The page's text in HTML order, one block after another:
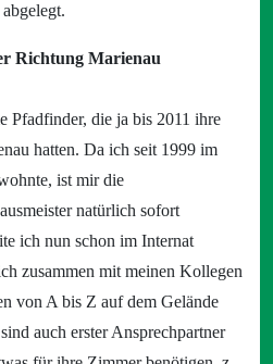
Richtung Marienau
Pfadfinder, die ja bis 2011 ihre
hatten. Da ich seit 1999 im
ist mir die
natürlich sofort
ich nun schon im Internat
zusammen mit meinen Kollegen
von A bis Z auf dem Gelände
auch erster Ansprechpartner